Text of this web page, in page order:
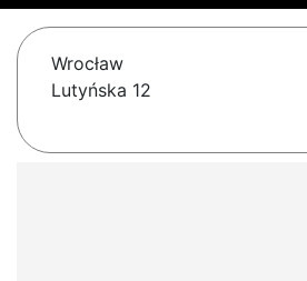
Wrocław
Lutyńska 12